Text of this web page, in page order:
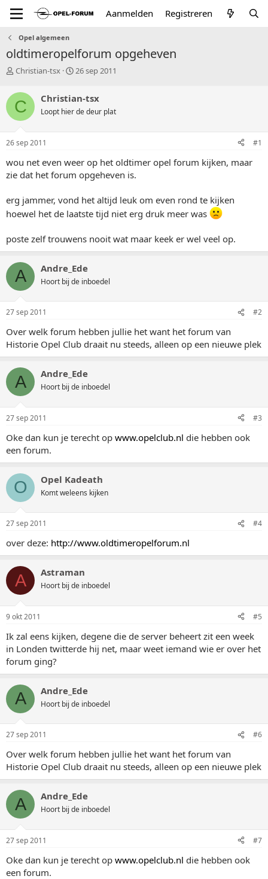
Aanmelden Registreren
Opel algemeen
oldtimeropelforum opgeheven
T
p
i
c
s
a
t
e
Christian-tsx
S
r
t
a
m
26 sep 2011
C Christian-tsx
Loopt hier de deur plat
26 sep 2011 #1
wou net even weer op het oldtimer opel forum kijken, maar
zie dat het forum opgeheven is.
erg jammer, vond het altijd leuk om even rond te kijken
hoewel het de laatste tijd niet erg druk meer was
poste zelf trouwens nooit wat maar keek er wel veel op.
A Andre_Ede
Hoort bij de inboedel
27 sep 2011 #2
Over welk forum hebben jullie het want het forum van
Historie Opel Club draait nu steeds, alleen op een nieuwe plek
A Andre_Ede
Hoort bij de inboedel
27 sep 2011 #3
Oke dan kun je terecht op www.opelclub.nl die hebben ook
een forum.
O Opel Kadeath
Komt weleens kijken
27 sep 2011 #4
over deze: http://www.oldtimeropelforum.nl
A Astraman
Hoort bij de inboedel
9 okt 2011 #5
Ik zal eens kijken, degene die de server beheert zit een week
in Londen twitterde hij net, maar weet iemand wie er over het
forum ging?
A Andre_Ede
Hoort bij de inboedel
27 sep 2011 #6
Over welk forum hebben jullie het want het forum van
Historie Opel Club draait nu steeds, alleen op een nieuwe plek
A Andre_Ede
Hoort bij de inboedel
27 sep 2011 #7
Oke dan kun je terecht op www.opelclub.nl die hebben ook
een forum.